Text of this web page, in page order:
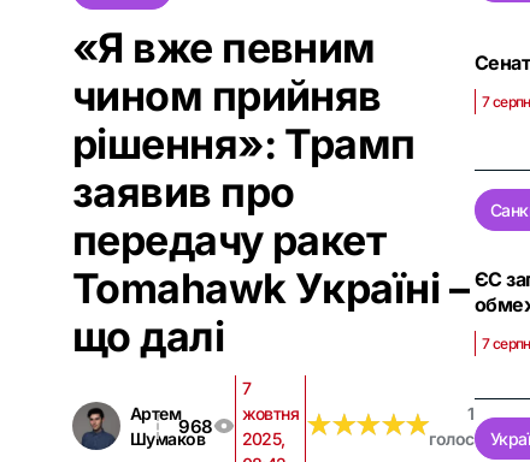
«Я вже певним
чином прийняв
рішення»: Трамп
заявив про
передачу ракет
Tomahawk Україні –
що далі
Артем
Шумаков
968
7
жовтня
2025,
★★★★★
★★★★★
1
голос
7
ЄС
7